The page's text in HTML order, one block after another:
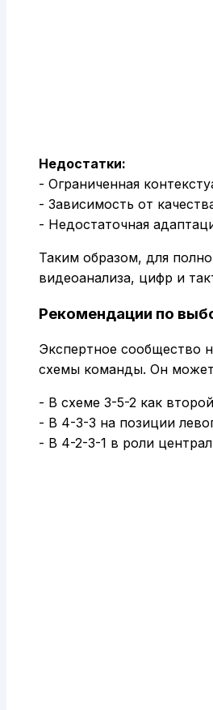
Недостатки:
- Ограниченная
- Зависимость от
- Недостаточная
Таким образом, для
видеоанализа, цифр и
Рекомендации по
Экспертное сообщество
схемы команды. Он
- В схеме 3-5-2 как
- В 4-3-3 на позиции
- В 4-2-3-1 в роли